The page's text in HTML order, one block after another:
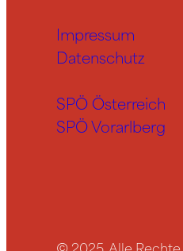
Impressum
Datenschutz
SPÖ Österreich
SPÖ Vorarlberg